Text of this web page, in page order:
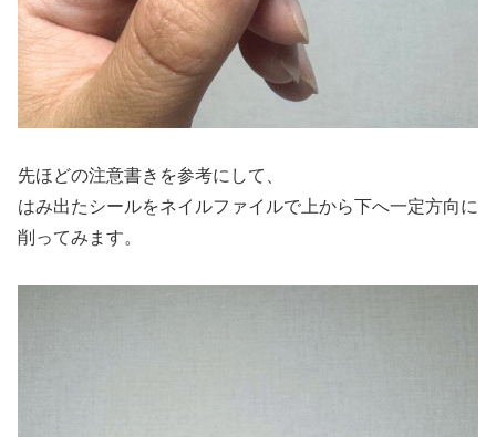
先ほどの注意書きを参考にして、
はみ出たシールをネイルファイルで上から下へ一定方向に
削ってみます。